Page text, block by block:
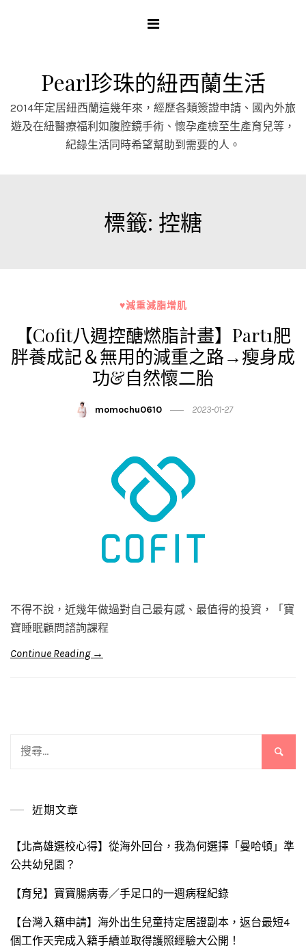
Pearl珍珠的紐西蘭生活
2014年定居紐西蘭這幾年來，經歷各類簽證申請、國內外旅
遊及在紐醫療福利如腹腔鏡手術、懷孕產檢至生產育兒等，
紀錄生活同時希望幫助到需要的人。
標籤: 控糖
♥減重減脂增肌
【Cofit八週控醣燃脂計畫】Part1肥
胖養成記＆無用的減重之路→瘦身成
功&自然懷二胎
momochu0610 2023-01-27
不得不說，近幾年做過對自己最有感、最值得的投資，「寶
寶睡眠顧問諮詢課程
Continue Reading →
近期文章
【北高雄選校心得】從海外回台，我為何選擇「曼哈頓」準
公共幼兒園？
【育兒】寶寶腸病毒／手足口的一週病程紀錄
【台灣入籍申請】海外出生兒童持定居證副本，返台最短4
個工作天完成入籍手續並取得護照經驗大公開！